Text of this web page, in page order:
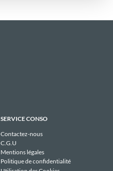
SERVICE CONSO
Contactez-nous
C.G.U
Mentions légales
Politique de confidentialité